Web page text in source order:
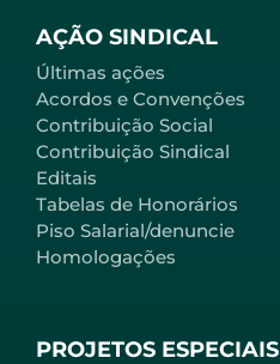
AÇÃO SINDICAL
Últimas ações
Acordos e Convenções
Contribuição Social
Contribuição Sindical
Editais
Tabelas de Honorários
Piso Salarial/denuncie
Homologações
PROJETOS ESPECIAIS